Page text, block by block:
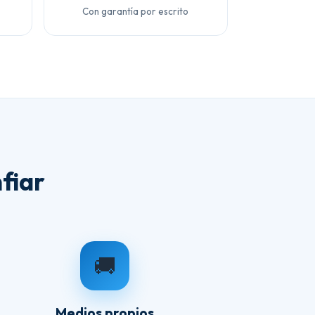
Con garantía por escrito
🚚